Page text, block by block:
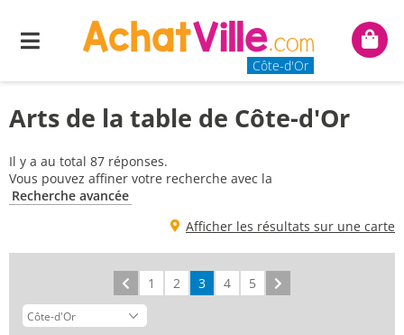
Menu
Côte-d'Or
Mon
Arts de la table de Côte-d'Or
Il y a au total 87 réponses.
Vous pouvez affiner votre recherche avec la
Recherche avancée
Afficher les résultats sur une carte
Précédent
1 2 3 4 5